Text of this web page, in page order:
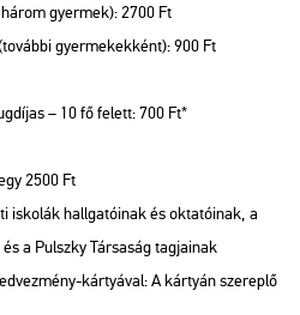
gyermek): 2700 Ft
gyermekekként): 900 Ft
– 10 fő felett: 700 Ft*
2500 Ft
iskolák hallgatóinak és oktatóinak, a
a Pulszky Társaság tagjainak
kártyával: A kártyán szereplő